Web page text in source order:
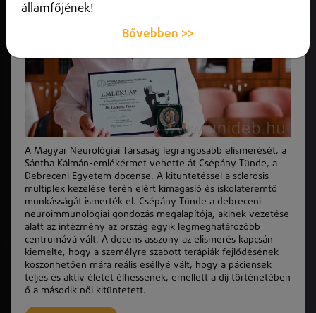
A Magyar Neurológiai Társaság legrangosabb elismerését, a
Sántha Kálmán-emlékérmet vehette át Csépány Tünde, a
Debreceni Egyetem docense. A kitüntetéssel a sclerosis
multiplex kezelése terén elért kimagasló és iskolateremtő
munkásságát ismerték el. Csépány Tünde a debreceni
neuroimmunológiai gondozás megalapítója, akinek vezetése
alatt az intézmény az ország egyik legmeghatározóbb
centrumává vált. A docens asszony az elismerés kapcsán
kiemelte, hogy a személyre szabott terápiák fejlődésének
köszönhetően mára reális eséllyé vált, hogy a páciensek
teljes és aktív életet élhessenek, emellett a díj történetében
ő a második női kitüntetett.
államfőjének!
Bővebben >>